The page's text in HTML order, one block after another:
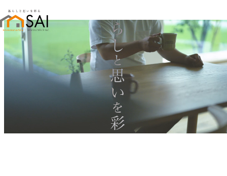
暮らし
と
思い
を
彩る